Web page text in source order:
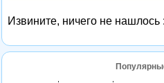
Извините, ничего не нашлось